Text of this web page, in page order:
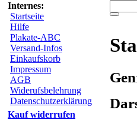
Internes:
Startseite
Hilfe
Plakate-ABC
Versand-Infos
Einkaufskorb
Impressum
AGB
Widerufsbelehrung
Datenschutzerklärung
Kauf widerrufen